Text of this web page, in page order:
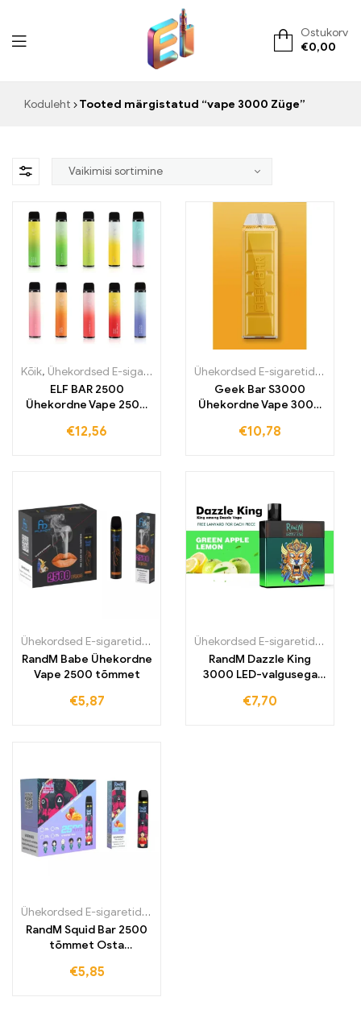
ElementVape.de
Ostukorv
€0,00
Koduleht Tooted märgistatud “vape 3000 Züge”
Kõik, Ühekordsed E-sigaretid Ühekordsed E-sigaretid Eestis
ELF BAR 2500
Ühekordne Vape 2500
€12,56
Ühekordsed E-sigaretid
,
Geek Bar S3000
Ühekordne Vape 3000
€10,78
Ühekordsed E-sigaretid
,Ühekordsed e-sigaretid Iirimaal,
RandM Babe Ühekordne
Vape 2500 tõmmet
€5,87
Ühekordsed E-sigaretid
,
RandM Dazzle King
3000 LED-valgusega
3000 tõmmet
€7,70
Ühekordsed E-sigaretid
,Ühekordsed e-sigaretid Iirimaal
RandM Squid Bar 2500
tõmmet Osta
€5,85